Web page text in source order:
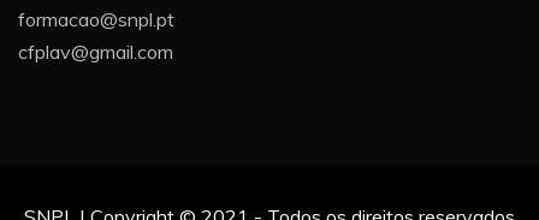
formacao@snpl.pt
cfplav@gmail.com